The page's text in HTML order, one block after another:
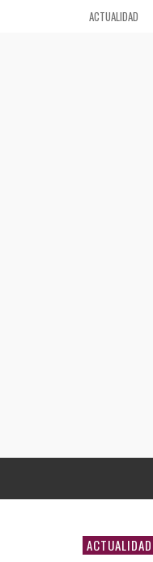
ACTUALIDAD
ACTUALIDAD